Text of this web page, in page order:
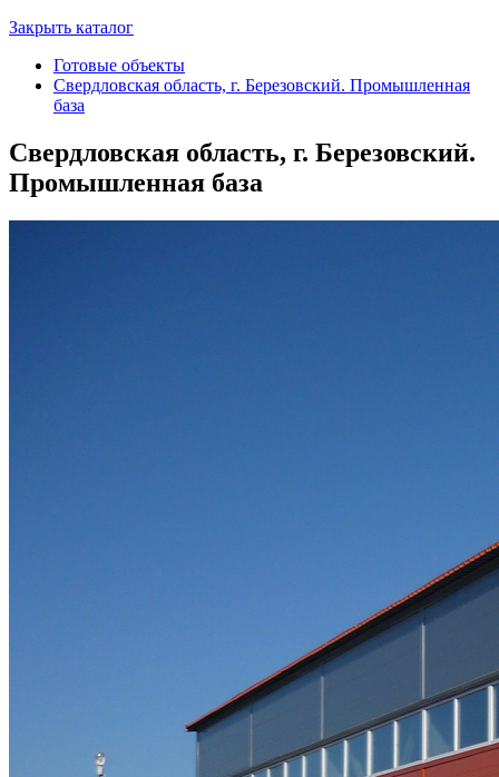
Закрыть каталог
Готовые объекты
Свердловская область, г. Березовский. Промышленная
база
Свердловская область, г. Березовский.
Промышленная база